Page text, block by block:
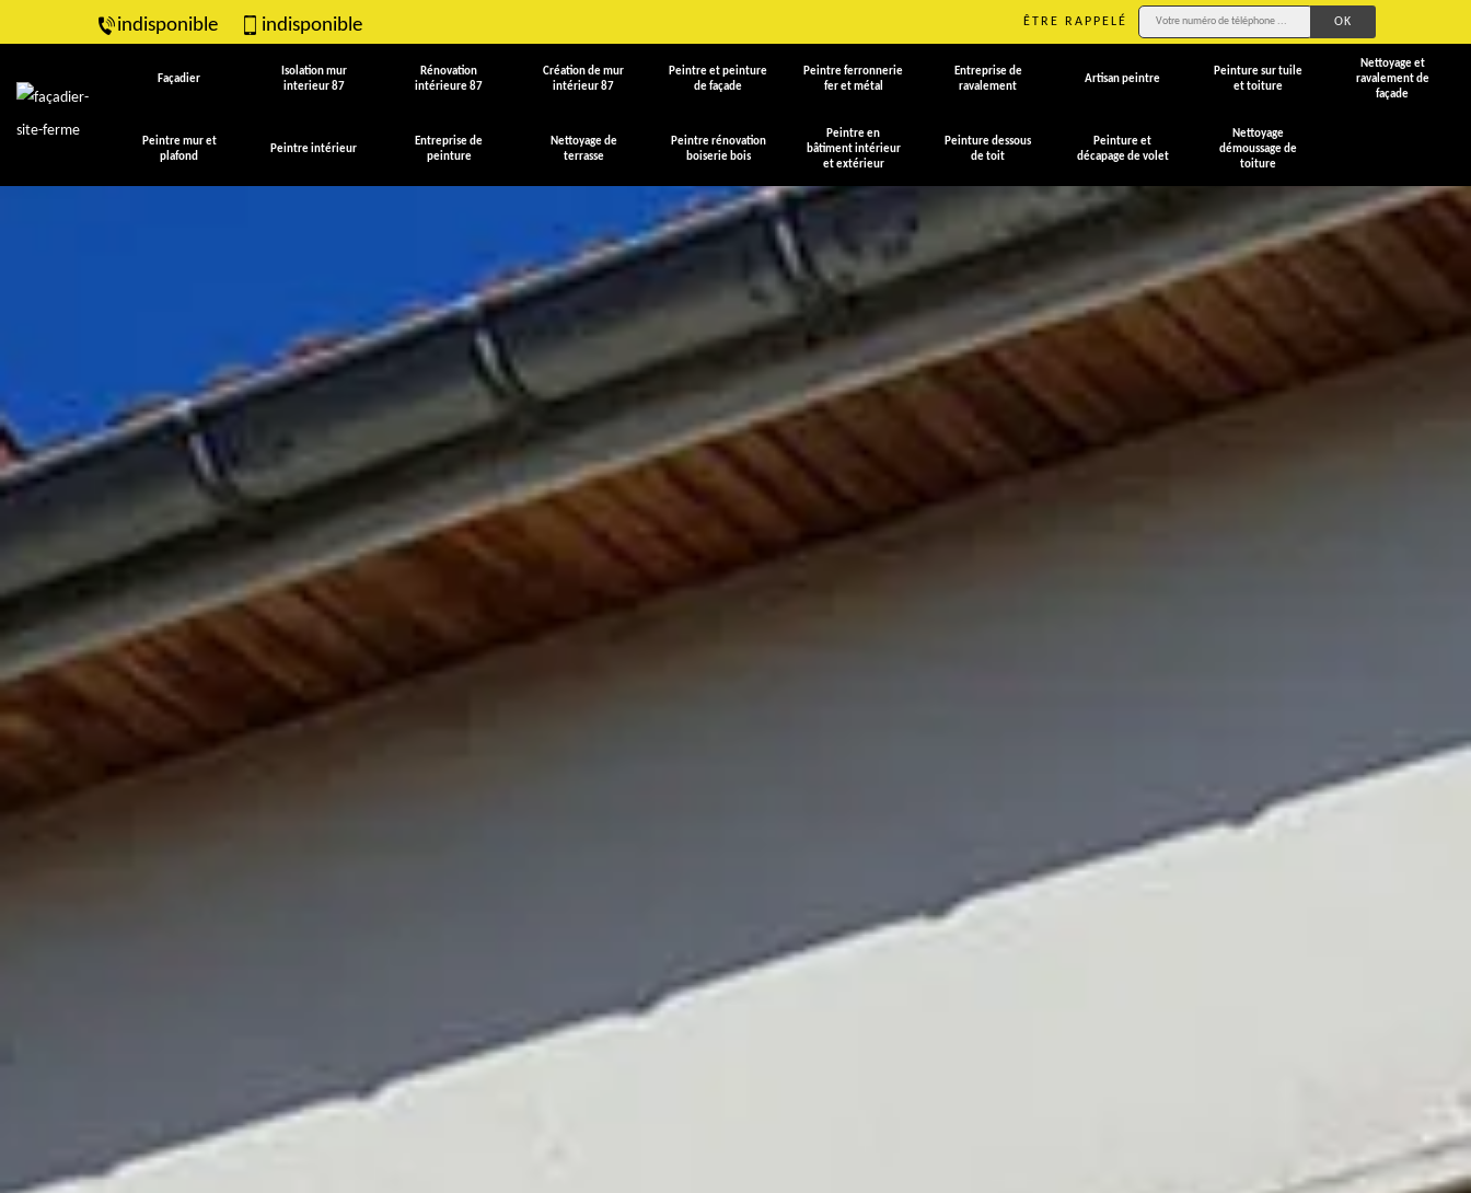
indisponible indisponible ÊTRE RAPPELÉ
Façadier
Isolation mur
interieur 87
Rénovation
intérieure 87
Création de mur
intérieur 87
Peintre et peinture
de façade
Peintre ferronnerie
fer et métal
Entreprise de
ravalement
Artisan peintre
Peinture sur tuile
et toiture
Nettoyage et
ravalement de
façade
Peintre mur et
plafond
Peintre intérieur
Entreprise de
peinture
Nettoyage de
terrasse
Peintre rénovation
boiserie bois
Peintre en
bâtiment intérieur
et extérieur
Peinture dessous
de toit
Peinture et
décapage de volet
Nettoyage
démoussage de
toiture